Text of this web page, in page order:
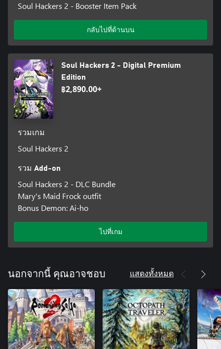
Soul Hackers 2 - Booster Item Pack
กลับไปที่ด้านบน
Soul Hackers 2 - Digital Premium
Edition
฿2,890.00+
รวมเกม
Soul Hackers 2
รวม Add-on
Soul Hackers 2 - DLC Bundle
Mary's Maid Frock outfit
Bonus Demon: Ai-ho
ไปที่เกม
นอกจากนี้ คุณอาจชอบ แสดงทั้งหมด